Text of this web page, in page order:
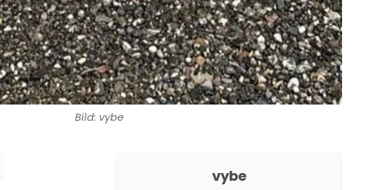
Bild: vybe
vybe